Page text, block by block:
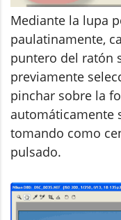
Mediante la lupa
paulatinamente,
puntero del ratón
previamente
pinchar sobre la
automáticamente
tomando como
pulsado.